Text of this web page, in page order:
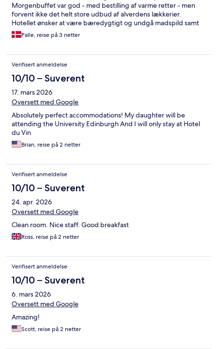
Morgenbuffet var god - med bestilling af varme retter - men
forvent ikke det helt store udbud af alverdens lækkerier.
Hotellet ønsker at være bæredygtigt og undgå madspild samt
unødig negativ påvirkning af miljøet, hvilket bliver omtalt ved
check-in.
Palle, reise på 3 netter
Verifisert anmeldelse
10/10 – Suverent
17. mars 2026
Oversett med Google
Absolutely perfect accommodations! My daughter will be
attending the University Edinburgh And I will only stay at Hotel
du Vin
Brian, reise på 2 netter
Verifisert anmeldelse
10/10 – Suverent
24. apr. 2026
Oversett med Google
Clean room. Nice staff. Good breakfast
Ross, reise på 2 netter
Verifisert anmeldelse
10/10 – Suverent
6. mars 2026
Oversett med Google
Amazing!
Scott, reise på 2 netter